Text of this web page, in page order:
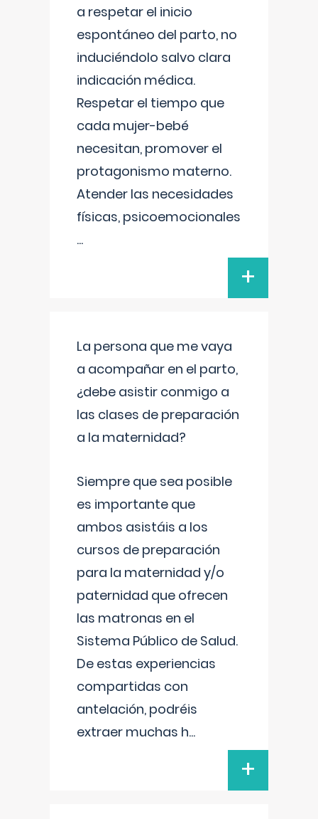
a respetar el inicio
espontáneo del parto, no
induciéndolo salvo clara
indicación médica.
Respetar el tiempo que
cada mujer-bebé
necesitan, promover el
protagonismo materno.
Atender las necesidades
físicas, psicoemocionales
...
+
La persona que me vaya
a acompañar en el parto,
¿debe asistir conmigo a
las clases de preparación
a la maternidad?
Siempre que sea posible
es importante que
ambos asistáis a los
cursos de preparación
para la maternidad y/o
paternidad que ofrecen
las matronas en el
Sistema Público de Salud.
De estas experiencias
compartidas con
antelación, podréis
extraer muchas h...
+